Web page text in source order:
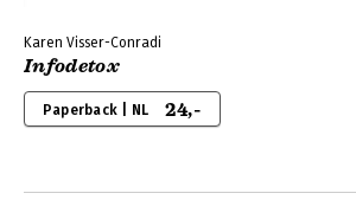
Karen Visser-Conradi
Infodetox
Paperback | NL 24,-